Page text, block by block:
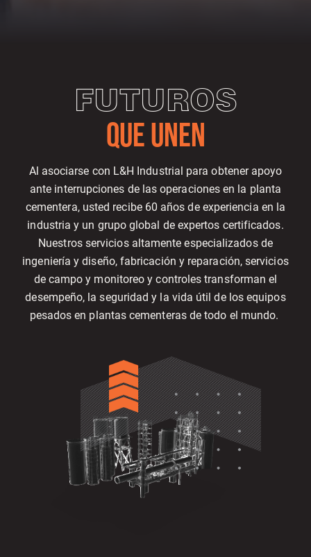
FUTUROS
QUE UNEN
Al asociarse con L&H Industrial para obtener apoyo
ante interrupciones de las operaciones en la planta
cementera, usted recibe 60 años de experiencia en la
industria y un grupo global de expertos certificados.
Nuestros servicios altamente especializados de
ingeniería y diseño, fabricación y reparación, servicios
de campo y monitoreo y controles transforman el
desempeño, la seguridad y la vida útil de los equipos
pesados en plantas cementeras de todo el mundo.